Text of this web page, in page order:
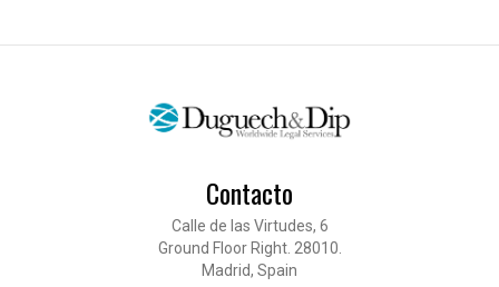
Contacto
Calle de las Virtudes, 6
Ground Floor Right. 28010.
Madrid, Spain